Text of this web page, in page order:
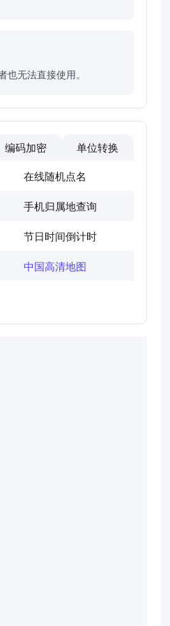
无法直接使用。
编码加密
单位转换
在线随机点名
手机归属地查询
节日时间倒计时
中国高清地图